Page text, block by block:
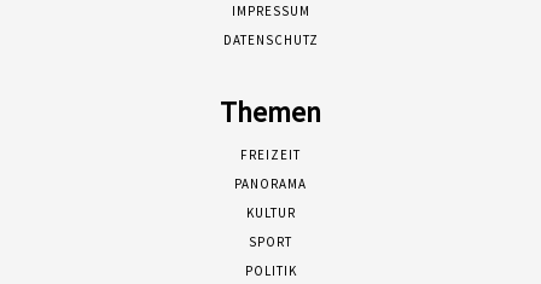
IMPRESSUM
DATENSCHUTZ
Themen
FREIZEIT
PANORAMA
KULTUR
SPORT
POLITIK